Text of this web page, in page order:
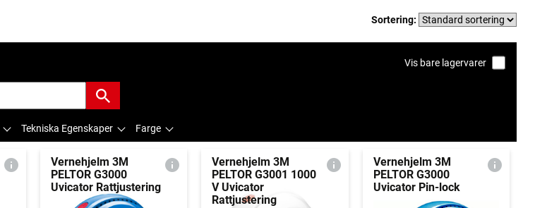
Sortering:
Vis bare lagervarer
Tekniska Egenskaper Farge
Vernehjelm 3M
PELTOR G3000
Uvicator Rattjustering
Vernehjelm 3M
PELTOR G3001 1000
V Uvicator
Rattjustering
Vernehjelm 3M
PELTOR G3000
Uvicator Pin-lock